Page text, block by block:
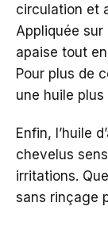
circulation et
Appliquée
apaise tout
Pour plus de
une huile plus
Enfin, l’huile
chevelus
irritations.
sans rinçage